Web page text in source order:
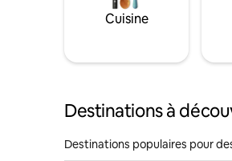
Cuisine
Destinations à
Destinations populaires pour